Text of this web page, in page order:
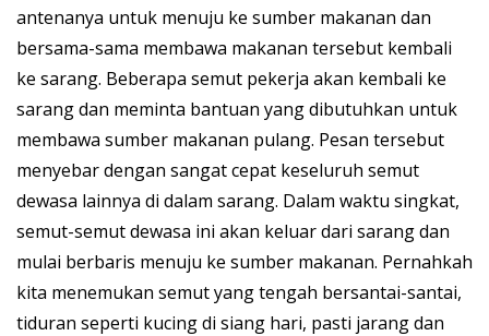
antenanya untuk menuju ke sumber makanan dan
bersama-sama membawa makanan tersebut kembali
ke sarang. Beberapa semut pekerja akan kembali ke
sarang dan meminta bantuan yang dibutuhkan untuk
membawa sumber makanan pulang. Pesan tersebut
menyebar dengan sangat cepat keseluruh semut
dewasa lainnya di dalam sarang. Dalam waktu singkat,
semut-semut dewasa ini akan keluar dari sarang dan
mulai berbaris menuju ke sumber makanan. Pernahkah
kita menemukan semut yang tengah bersantai-santai,
tiduran seperti kucing di siang hari, pasti jarang dan